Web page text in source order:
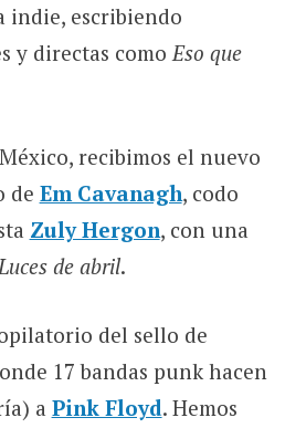
indie, escribiendo
y directas como Eso que
recibimos el nuevo
de Em Cavanagh, codo
Zuly Hergon, con una
de abril.
del sello de
17 bandas punk hacen
a Pink Floyd. Hemos